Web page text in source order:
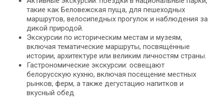
такие как Беловежская пуща, для пешеходных
маршрутов, велосипедных прогулок и наблюдения за
дикой природой.
Экскурсии по историческим местам и музеям,
включая тематические маршруты, посвящённые
истории, архитектуре или великим личностям страны.
Гастрономические экскурсии: освещают
белорусскую кухню, включая посещение местных
рынков, ферм, а также дегустацию напитков и
вкусный обед.